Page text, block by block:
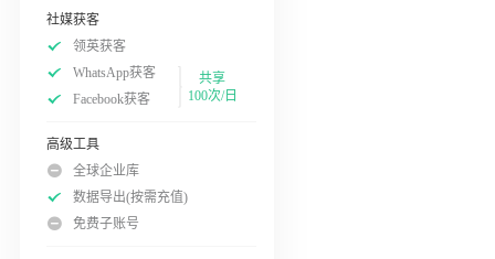
社媒获客
领英获客
WhatsApp获客
Facebook获客
共享
100次/日
高级工具
全球企业库
数据导出(按需充值)
免费子账号